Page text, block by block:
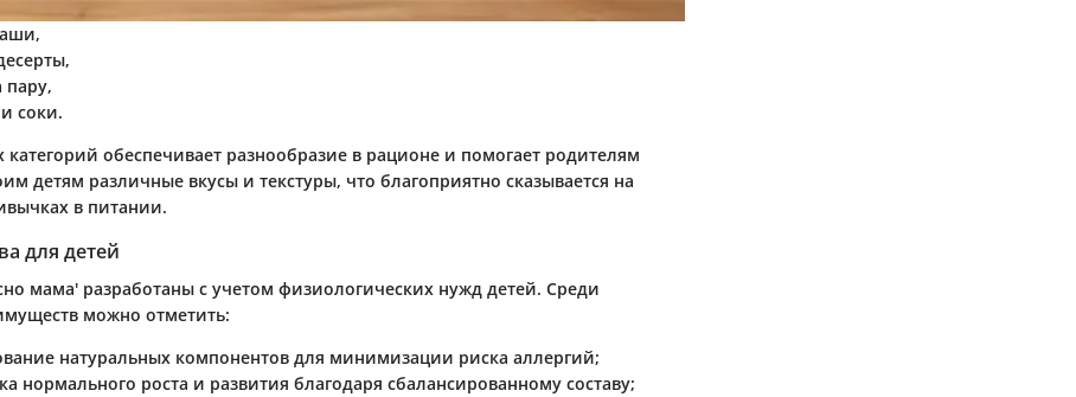
пару,
соки.
категорий обеспечивает разнообразие в рационе и помогает родителям
детям различные вкусы и текстуры, что благоприятно сказывается на
в питании.
для детей
мама' разработаны с учетом физиологических нужд детей. Среди
можно отметить:
натуральных компонентов для минимизации риска аллергий;
нормального роста и развития благодаря сбалансированному составу;